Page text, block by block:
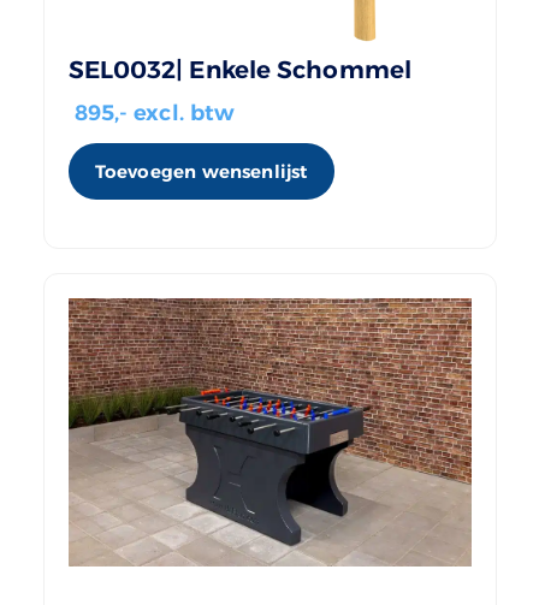
SEL0032| Enkele Schommel
895,- excl. btw
Toevoegen wensenlijst